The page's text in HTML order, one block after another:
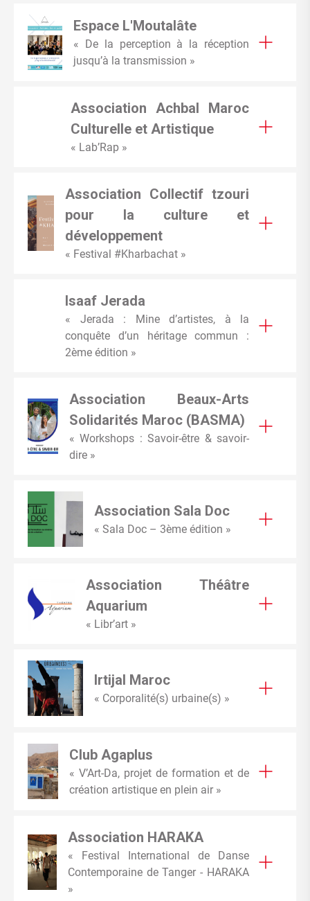
Espace L'Moutalâte
« De la perception à la réception
jusqu’à la transmission »
Association Achbal Maroc
Culturelle et Artistique
« Lab’Rap »
Association Collectif tzouri
pour la culture et
développement
« Festival #Kharbachat »
Isaaf Jerada
« Jerada : Mine d’artistes, à la
conquête d’un héritage commun :
2ème édition »
Association Beaux-Arts
Solidarités Maroc (BASMA)
« Workshops : Savoir-être & savoir-
dire »
Association Sala Doc
« Sala Doc – 3ème édition »
Association Théâtre
Aquarium
« Libr’art »
Irtijal Maroc
« Corporalité(s) urbaine(s) »
Club Agaplus
« V’Art-Da, projet de formation et de
création artistique en plein air »
Association HARAKA
« Festival International de Danse
Contemporaine de Tanger - HARAKA
»